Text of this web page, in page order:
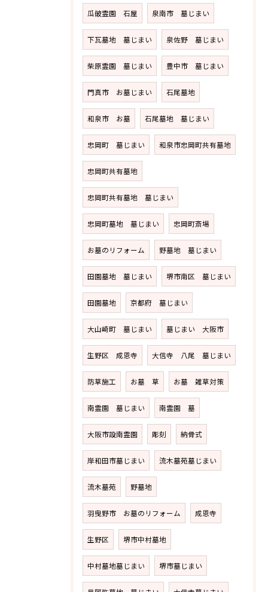
瓜破霊園 石屋 泉南市 墓じまい
下瓦墓地 墓じまい 泉佐野 墓じまい
柴原霊園 墓じまい 豊中市 墓じまい
門真市 お墓じまい 石尾墓地
和泉市 お墓 石尾墓地 墓じまい
忠岡町 墓じまい 和泉市忠岡町共有墓地
忠岡町共有墓地
忠岡町共有墓地 墓じまい
忠岡町墓地 墓じまい 忠岡町斎場
お墓のリフォーム 野墓地 墓じまい
田園墓地 墓じまい 堺市南区 墓じまい
田園墓地 京都府 墓じまい
大山崎町 墓じまい 墓じまい 大阪市
生野区 成恩寺 大信寺 八尾 墓じまい
防草施工 お墓 草 お墓 雑草対策
南霊園 墓じまい 南霊園 墓
大阪市設南霊園 彫刻 納骨式
岸和田市墓じまい 流木墓苑墓じまい
流木墓苑 野墓地
羽曳野市 お墓のリフォーム 成恩寺
生野区 堺市中村墓地
中村墓地墓じまい 堺市墓じまい